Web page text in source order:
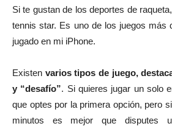
Si te gustan de los deportes de
tennis star. Es uno de los juegos más
jugado en mi iPhone.
Existen varios tipos de juego,
y “desafío”. Si quieres jugar un solo
que optes por la primera opción, pero
minutos es mejor que disputes